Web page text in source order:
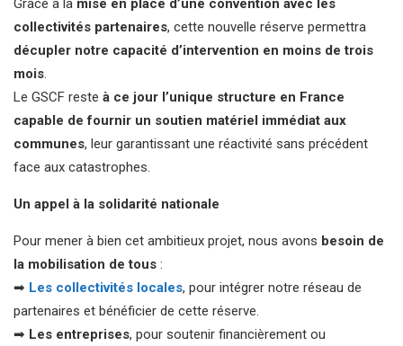
Grâce à la mise en place d’une convention avec les
collectivités partenaires, cette nouvelle réserve permettra
décupler notre capacité d’intervention en moins de trois
mois.
Le GSCF reste à ce jour l’unique structure en France
capable de fournir un soutien matériel immédiat aux
communes, leur garantissant une réactivité sans précédent
face aux catastrophes.
Un appel à la solidarité nationale
Pour mener à bien cet ambitieux projet, nous avons besoin de
la mobilisation de tous :
➡ Les collectivités locales, pour intégrer notre réseau de
partenaires et bénéficier de cette réserve.
➡ Les entreprises, pour soutenir financièrement ou